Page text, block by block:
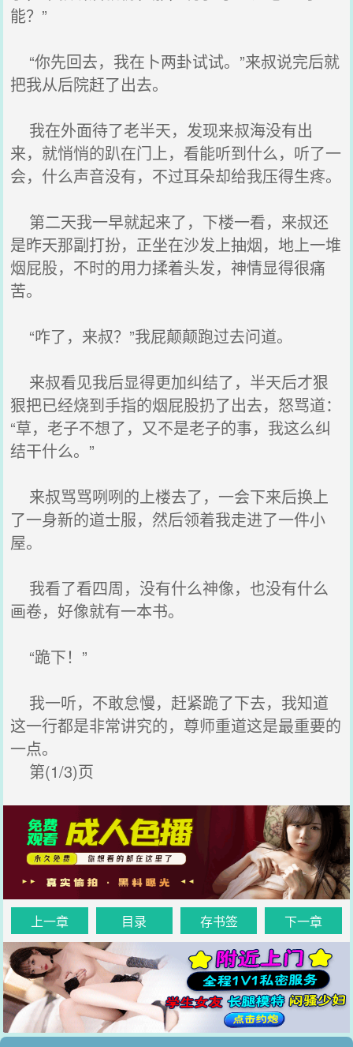
能？”
“你先回去，我在卜两卦试试。”来叔说完后就
把我从后院赶了出去。
我在外面待了老半天，发现来叔海没有出
来，就悄悄的趴在门上，看能听到什么，听了一
会，什么声音没有，不过耳朵却给我压得生疼。
第二天我一早就起来了，下楼一看，来叔还
是昨天那副打扮，正坐在沙发上抽烟，地上一堆
烟屁股，不时的用力揉着头发，神情显得很痛
苦。
“咋了，来叔？”我屁颠颠跑过去问道。
来叔看见我后显得更加纠结了，半天后才狠
狠把已经烧到手指的烟屁股扔了出去，怒骂道：
“草，老子不想了，又不是老子的事，我这么纠
结干什么。”
来叔骂骂咧咧的上楼去了，一会下来后换上
了一身新的道士服，然后领着我走进了一件小
屋。
我看了看四周，没有什么神像，也没有什么
画卷，好像就有一本书。
“跪下！”
我一听，不敢怠慢，赶紧跪了下去，我知道
这一行都是非常讲究的，尊师重道这是最重要的
一点。
第(1/3)页
上一章 目录 存书签 下一章